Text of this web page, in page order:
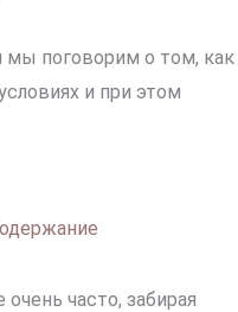
мы поговорим о том, как
и при этом
часто, забирая